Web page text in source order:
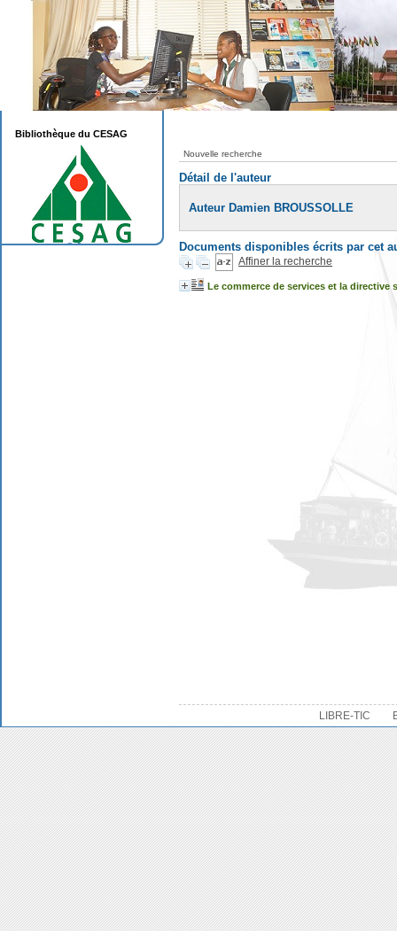
Nouvelle recherche
Détail de l'auteur
Auteur Damien BROUSSOLLE
Documents disponibles écrits par cet
Affiner la recherche
Le commerce de services et la directive
LIBRE-TIC
Bibliothèque du CESAG